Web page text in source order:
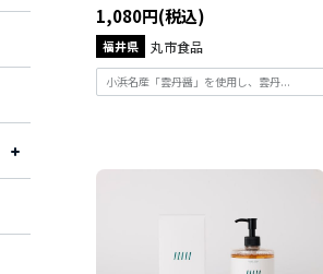
1,080円(税込)
福井県 丸市食品
小浜名産「雲丹醤」を使用し、雲丹...